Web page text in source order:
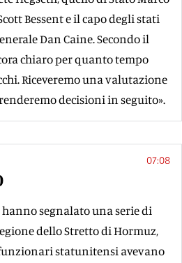
Bessent e il capo degli stati
Dan Caine. Secondo il
chiaro per quanto tempo
Riceveremo una valutazione
decisioni in seguito».
07:08
segnalato una serie di
dello Stretto di Hormuz,
statunitensi avevano